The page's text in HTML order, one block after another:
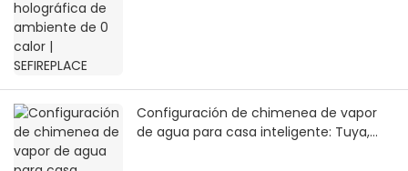
Configuración de chimenea de vapor
de agua para casa inteligente: Tuya,